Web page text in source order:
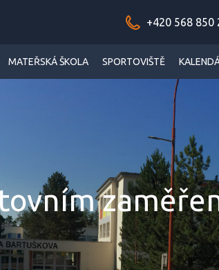
+420 568 850
MATEŘSKÁ ŠKOLA SPORTOVIŠTĚ